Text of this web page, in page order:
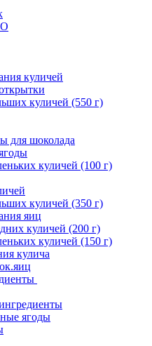
куличей
куличей (550 г)
для шоколада
куличей (100 г)
куличей (350 г)
яиц
куличей (200 г)
куличей (150 г)
кулича
ягоды